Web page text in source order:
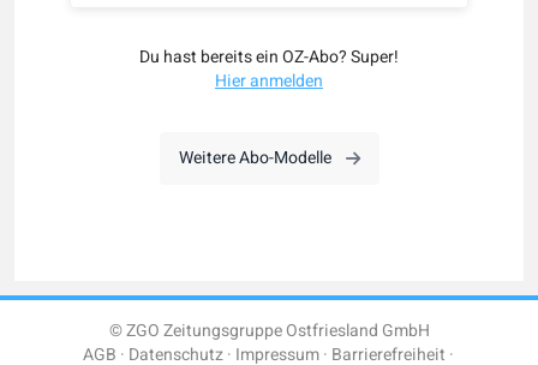
Du hast bereits ein OZ-Abo? Super!
Hier anmelden
Weitere Abo-Modelle
© ZGO Zeitungsgruppe Ostfriesland GmbH
AGB Datenschutz Impressum Barrierefreiheit